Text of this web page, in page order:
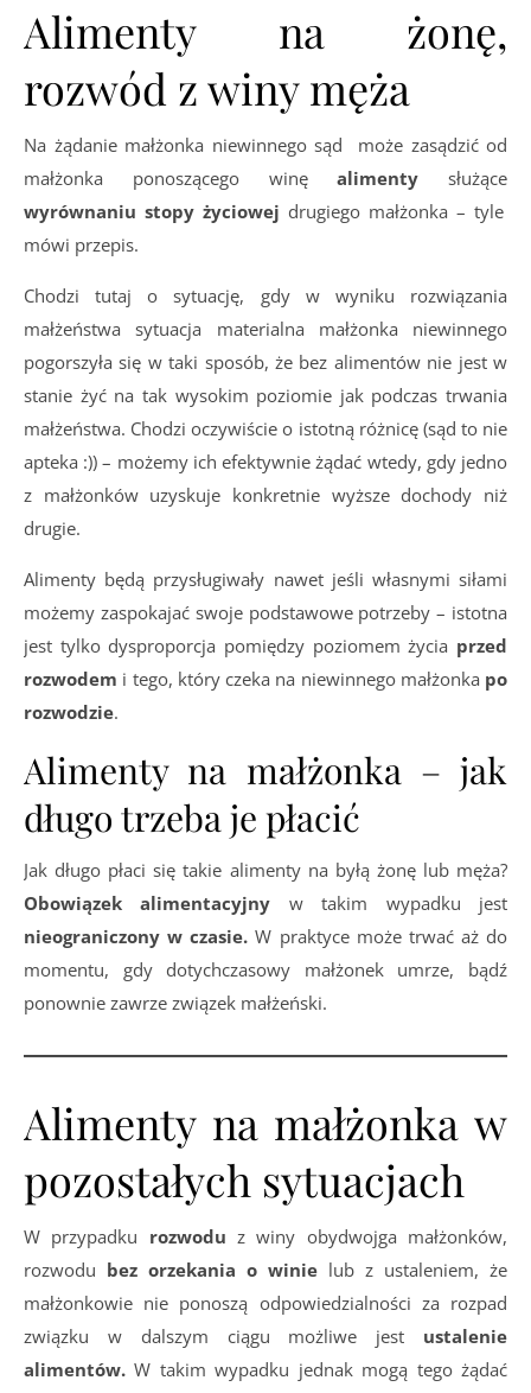
Alimenty na żonę,
rozwód z winy męża
Na żądanie małżonka niewinnego sąd może zasądzić od
małżonka ponoszącego winęalimenty służące
wyrównaniu stopy życiowej drugiego małżonka – tyle
mówi przepis.
Chodzi tutaj o sytuację, gdy w wyniku rozwiązania
małżeństwa sytuacja materialna małżonka niewinnego
pogorszyła się w taki sposób, że bez alimentów nie jest w
stanie żyć na tak wysokim poziomie jak podczas trwania
małżeństwa. Chodzi oczywiście o istotną różnicę (sąd to nie
apteka :)) – możemy ich efektywnie żądać wtedy, gdy jedno
z małżonków uzyskuje konkretnie wyższe dochody niż
drugie.
Alimenty będą przysługiwały nawet jeśli własnymi siłami
możemy zaspokajać swoje podstawowe potrzeby – istotna
jest tylko dysproporcja pomiędzy poziomem życia przed
rozwodem i tego, który czeka na niewinnego małżonka po
rozwodzie.
Alimenty na małżonka – jak
długo trzeba je płacić
Jak długo płaci się takie alimenty na byłą żonę lub męża?
Obowiązek alimentacyjny w takim wypadku jest
nieograniczony w czasie.W praktyce może trwać aż do
momentu, gdy dotychczasowy małżonek umrze, bądź
ponownie zawrze związek małżeński.
Alimenty na małżonka w
pozostałych sytuacjach
W przypadku rozwodu z winy obydwojga małżonków,
rozwodu bez orzekania o winie lub z ustaleniem, że
małżonkowie nie ponoszą odpowiedzialności za rozpad
związku w dalszym ciągu możliwe jest ustalenie
alimentów. W takim wypadku jednak mogą tego żądać